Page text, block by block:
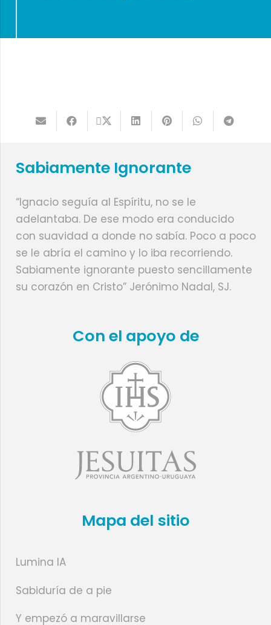
Sabiamente Ignorante
“Ignacio seguía al Espíritu, no se le
adelantaba. De ese modo era conducido
con suavidad a donde no sabía. Poco a poco
se le abría el camino y lo iba recorriendo.
Sabiamente ignorante puesto sencillamente
su corazón en Cristo” Jerónimo Nadal, SJ.
Con el apoyo de
Mapa del sitio
Lumina IA
Sabiduría de a pie
Y empezó a maravillarse